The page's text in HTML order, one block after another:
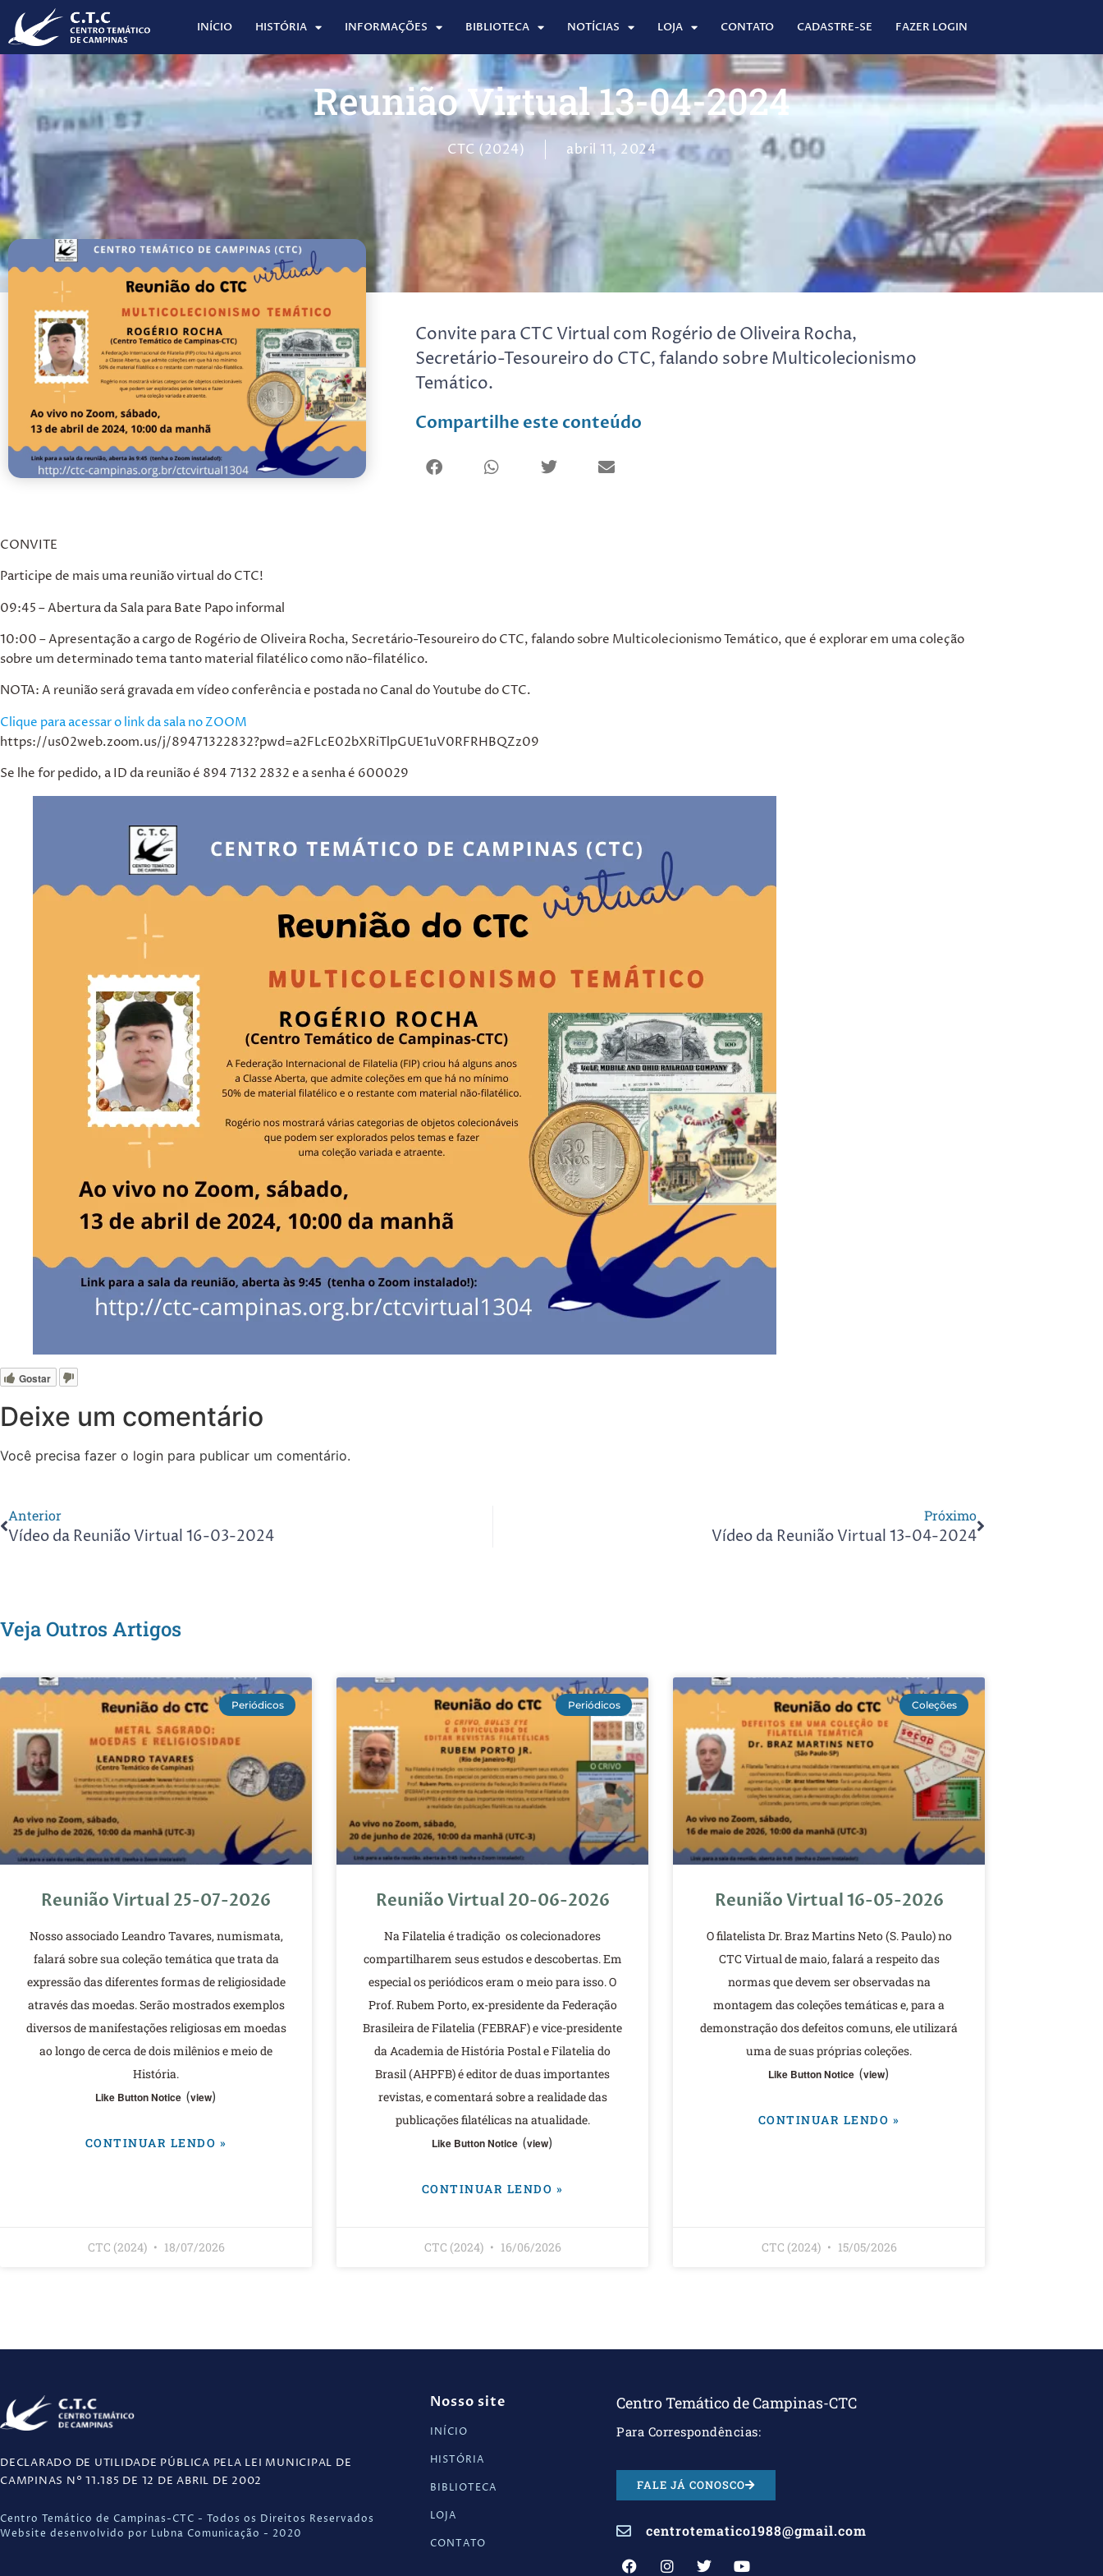
INÍCIO HISTÓRIA INFORMAÇÕES BIBLIOTECA NOTÍCIAS LOJA CONTATO CADASTRE-SE FAZER LOGIN
Reunião Virtual 13-04-2024
CTC (2024) abril 11, 2024
Convite para CTC Virtual com Rogério de Oliveira Rocha,
Secretário-Tesoureiro do CTC, falando sobre Multicolecionismo
Temático.
Compartilhe este conteúdo
CONVITE
Participe de mais uma reunião virtual do CTC!
09:45 – Abertura da Sala para Bate Papo informal
10:00 – Apresentação a cargo de Rogério de Oliveira Rocha, Secretário-Tesoureiro do CTC, falando sobre Multicolecionismo Temático, que é explorar em uma coleção
sobre um determinado tema tanto material filatélico como não-filatélico.
NOTA: A reunião será gravada em vídeo conferência e postada no Canal do Youtube do CTC.
Clique para acessar o link da sala no ZOOM
https://us02web.zoom.us/j/89471322832?pwd=a2FLcE02bXRiTlpGUE1uV0RFRHBQZz09
Se lhe for pedido, a ID da reunião é 894 7132 2832e a senha é 600029
Gostar
Deixe um comentário
Você precisa fazer o login para publicar um comentário.
Anterior
Vídeo da Reunião Virtual 16-03-2024
Próximo
Vídeo da Reunião Virtual 13-04-2024
Veja Outros Artigos
Periódicos
Reunião Virtual 25-07-2026
Nosso associado Leandro Tavares, numismata,
falará sobre sua coleção temática que trata da
expressão das diferentes formas de religiosidade
através das moedas. Serão mostrados exemplos
diversos de manifestações religiosas em moedas
ao longo de cerca de dois milênios e meio de
História.
Like Button Notice (view)
CONTINUAR LENDO »
CTC (2024) 18/07/2026
Periódicos
Reunião Virtual 20-06-2026
Na Filatelia é tradição os colecionadores
compartilharem seus estudos e descobertas. Em
especial os periódicos eram o meio para isso. O
Prof. Rubem Porto, ex-presidente da Federação
Brasileira de Filatelia (FEBRAF) e vice-presidente
da Academia de História Postal e Filatelia do
Brasil (AHPFB) é editor de duas importantes
revistas, e comentará sobre a realidade das
publicações filatélicas na atualidade.
Like Button Notice (view)
CONTINUAR LENDO »
CTC (2024) 16/06/2026
Coleções
Reunião Virtual 16-05-2026
O filatelista Dr. Braz Martins Neto (S. Paulo) no
CTC Virtual de maio, falará a respeito das
normas que devem ser observadas na
montagem das coleções temáticas e, para a
demonstração dos defeitos comuns, ele utilizará
uma de suas próprias coleções.
Like Button Notice (view)
CONTINUAR LENDO »
CTC (2024) 15/05/2026
DECLARADO DE UTILIDADE PÚBLICA PELA LEI MUNICIPAL DE
CAMPINAS N° 11.185 DE 12 DE ABRIL DE 2002
Centro Temático de Campinas-CTC - Todos os Direitos Reservados
Website desenvolvido por Lubna Comunicação - 2020
Nosso site
INÍCIO
HISTÓRIA
BIBLIOTECA
LOJA
CONTATO
Centro Temático de Campinas-CTC
Para Correspondências:
FALE JÁ CONOSCO
centrotematico1988@gmail.com